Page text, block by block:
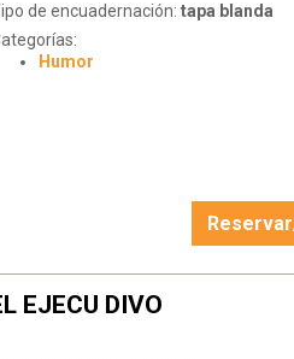
de encuadernación: tapa blanda
Humor
EJECU DIVO